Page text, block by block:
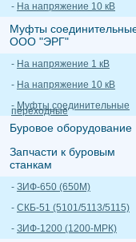
- На напряжение 10 кВ
Муфты
ООО "ЭРГ"
- На напряжение 1 кВ
- На напряжение 10 кВ
- Муфты соединительные
переходные
Буровое оборудование
Запчасти к буровым
станкам
- ЗИФ-650 (650М)
- СКБ-51 (5101/5113/5115)
- ЗИФ-1200 (1200-МРК)